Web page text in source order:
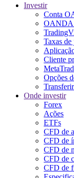
Investir
Conta
OANDA
Taxas de
Cliente
Opções
Onde investir
Forex
Ações
ETFs
CFD de
CFD de
CFD de
CFD de
CFD de